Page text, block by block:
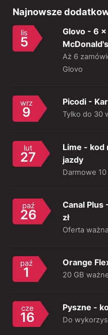
Najnowsze
lis
5
Glovo - 6 x
McDonald's
Aż 6
Glovo
wrz
9
Picodi -
Tylko do 30
lut
27
Lime - kod
jazdy
Darmowe
paź
26
Canal Plus
zł
Oferta
paź
1
Orange
20 GB
cze
16
Pyszne -
Do